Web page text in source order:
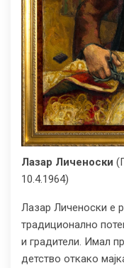
Лазар Личеноски
10.4.1964)
Лазар Личеноски е
традиционално
и градители. Имал
детство откако